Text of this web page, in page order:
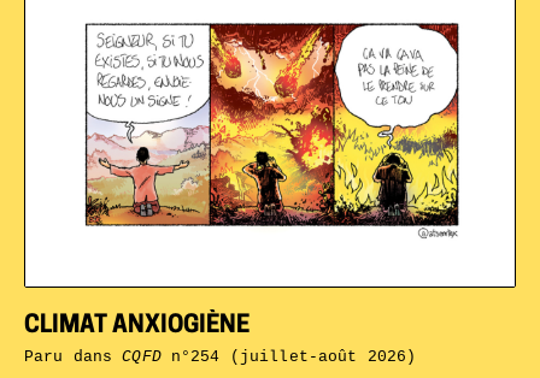
CLIMAT ANXIOGIÈNE
Paru dansCQFDn°254 (juillet-août 2026)